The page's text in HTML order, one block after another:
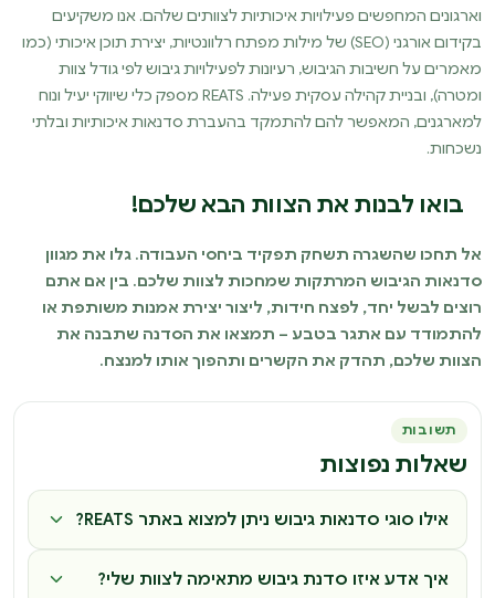
וארגונים המחפשים פעילויות איכותיות לצוותים שלהם. אנו משקיעים
בקידום אורגני (SEO) של מילות מפתח רלוונטיות, יצירת תוכן איכותי (כמו
מאמרים על חשיבות הגיבוש, רעיונות לפעילויות גיבוש לפי גודל צוות
ומטרה), ובניית קהילה עסקית פעילה. REATS מספק כלי שיווקי יעיל ונוח
למארגנים, המאפשר להם להתמקד בהעברת סדנאות איכותיות ובלתי
נשכחות.
בואו לבנות את הצוות הבא שלכם!
אל תחכו שהשגרה תשחק תפקיד ביחסי העבודה. גלו את מגוון
סדנאות הגיבוש המרתקות שמחכות לצוות שלכם. בין אם אתם
רוצים לבשל יחד, לפצח חידות, ליצור יצירת אמנות משותפת או
להתמודד עם אתגר בטבע – תמצאו את הסדנה שתבנה את
הצוות שלכם, תהדק את הקשרים ותהפוך אותו למנצח.
תשובות
שאלות נפוצות
אילו סוגי סדנאות גיבוש ניתן למצוא באתר REATS?
איך אדע איזו סדנת גיבוש מתאימה לצוות שלי?